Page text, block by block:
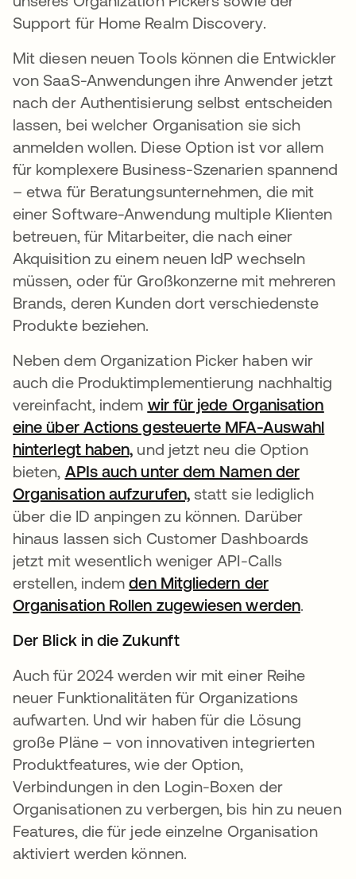
Support für Home Realm Discovery.
Mit diesen neuen Tools können die Entwickler
von SaaS-Anwendungen ihre Anwender jetzt
nach der Authentisierung selbst entscheiden
lassen, bei welcher Organisation sie sich
anmelden wollen. Diese Option ist vor allem
für komplexere Business-Szenarien spannend
– etwa für Beratungsunternehmen, die mit
einer Software-Anwendung multiple Klienten
betreuen, für Mitarbeiter, die nach einer
Akquisition zu einem neuen IdP wechseln
müssen, oder für Großkonzerne mit mehreren
Brands, deren Kunden dort verschiedenste
Produkte beziehen.
Neben dem Organization Picker haben wir
auch die Produktimplementierung nachhaltig
vereinfacht, indem wir für jede Organisation
eine über Actions gesteuerte MFA-Auswahl
hinterlegt haben, wird in einer neuen
und jetzt neu die Option
bieten, APIs auch unter dem Namen der
Organisation aufzurufen,wird in einer neuen
statt sie lediglich
über die ID anpingen zu können. Darüber
hinaus lassen sich Customer Dashboards
jetzt mit wesentlich weniger API-Calls
erstellen, indemden Mitgliedern der
Organisation Rollen zugewiesen werdenwird in
.
Der Blick in die Zukunft
Auch für 2024 werden wir mit einer Reihe
neuer Funktionalitäten für Organizations
aufwarten. Und wir haben für die Lösung
große Pläne – von innovativen integrierten
Produktfeatures, wie der Option,
Verbindungen in den Login-Boxen der
Organisationen zu verbergen, bis hin zu neuen
Features, die für jede einzelne Organisation
aktiviert werden können.